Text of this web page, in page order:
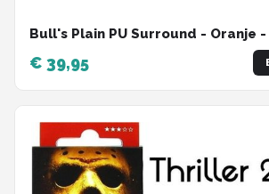
Bull's Plain PU Surround - Oranje
€ 39,95